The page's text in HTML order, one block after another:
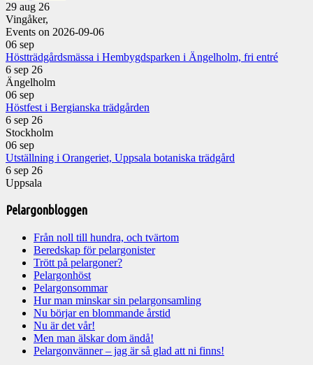
29 aug 26
Vingåker,
Events on 2026-09-06
06 sep
Höstträdgårdsmässa i Hembygdsparken i Ängelholm, fri entré
6 sep 26
Ängelholm
06 sep
Höstfest i Bergianska trädgården
6 sep 26
Stockholm
06 sep
Utställning i Orangeriet, Uppsala botaniska trädgård
6 sep 26
Uppsala
Pelargonbloggen
Från noll till hundra, och tvärtom
Beredskap för pelargonister
Trött på pelargoner?
Pelargonhöst
Pelargonsommar
Hur man minskar sin pelargonsamling
Nu börjar en blommande årstid
Nu är det vår!
Men man älskar dom ändå!
Pelargonvänner – jag är så glad att ni finns!